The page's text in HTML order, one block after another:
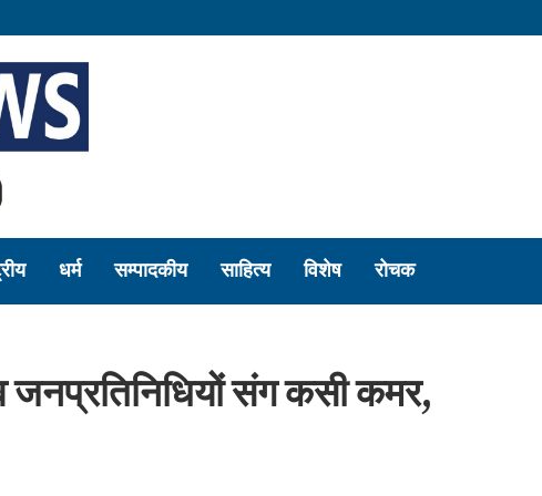
धर्म सम्पादकीय साहित्य विशेष रोचक
जनप्रतिनिधियों संग कसी कमर,